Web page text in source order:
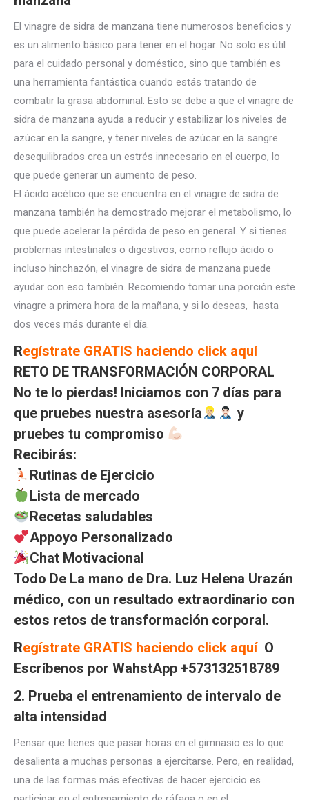
El vinagre de sidra de manzana tiene numerosos beneficios y
es un alimento básico para tener en el hogar. No solo es útil
para el cuidado personal y doméstico, sino que también es
una herramienta fantástica cuando estás tratando de
combatir la grasa abdominal. Esto se debe a que el vinagre de
sidra de manzana ayuda a reducir y estabilizar los niveles de
azúcar en la sangre, y tener niveles de azúcar en la sangre
desequilibrados crea un estrés innecesario en el cuerpo, lo
que puede generar un aumento de peso.
El ácido acético que se encuentra en el vinagre de sidra de
manzana también ha demostrado mejorar el metabolismo, lo
que puede acelerar la pérdida de peso en general. Y si tienes
problemas intestinales o digestivos, como reflujo ácido o
incluso hinchazón, el vinagre de sidra de manzana puede
ayudar con eso también. Recomiendo tomar una porción este
vinagre a primera hora de la mañana, y si lo deseas, hasta
dos veces más durante el día.
Regístrate GRATIS haciendo click aquí
RETO DE TRANSFORMACIÓN CORPORAL
No te lo pierdas! Iniciamos con 7 días para
que pruebes nuestra asesoría
y
pruebes tu compromiso
Recibirás:
Rutinas de Ejercicio
Lista de mercado
Recetas saludables
Appoyo Personalizado
Chat Motivacional
Todo De La mano de Dra. Luz Helena Urazán
médico, con un resultado extraordinario con
estos retos de transformación corporal.
Regístrate GRATIS haciendo click aquí O
Escríbenos por WahstApp +573132518789
2. Prueba el entrenamiento de intervalo de
alta intensidad
Pensar que tienes que pasar horas en el gimnasio es lo que
desalienta a muchas personas a ejercitarse. Pero, en realidad,
una de las formas más efectivas de hacer ejercicio es